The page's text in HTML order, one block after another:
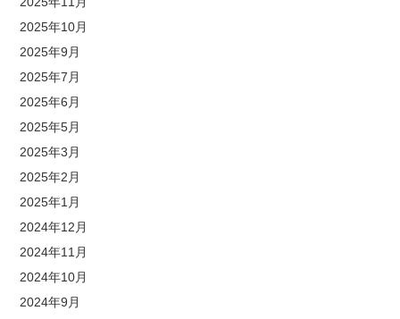
2025年10月
2025年9月
2025年7月
2025年6月
2025年5月
2025年3月
2025年2月
2025年1月
2024年12月
2024年11月
2024年10月
2024年9月